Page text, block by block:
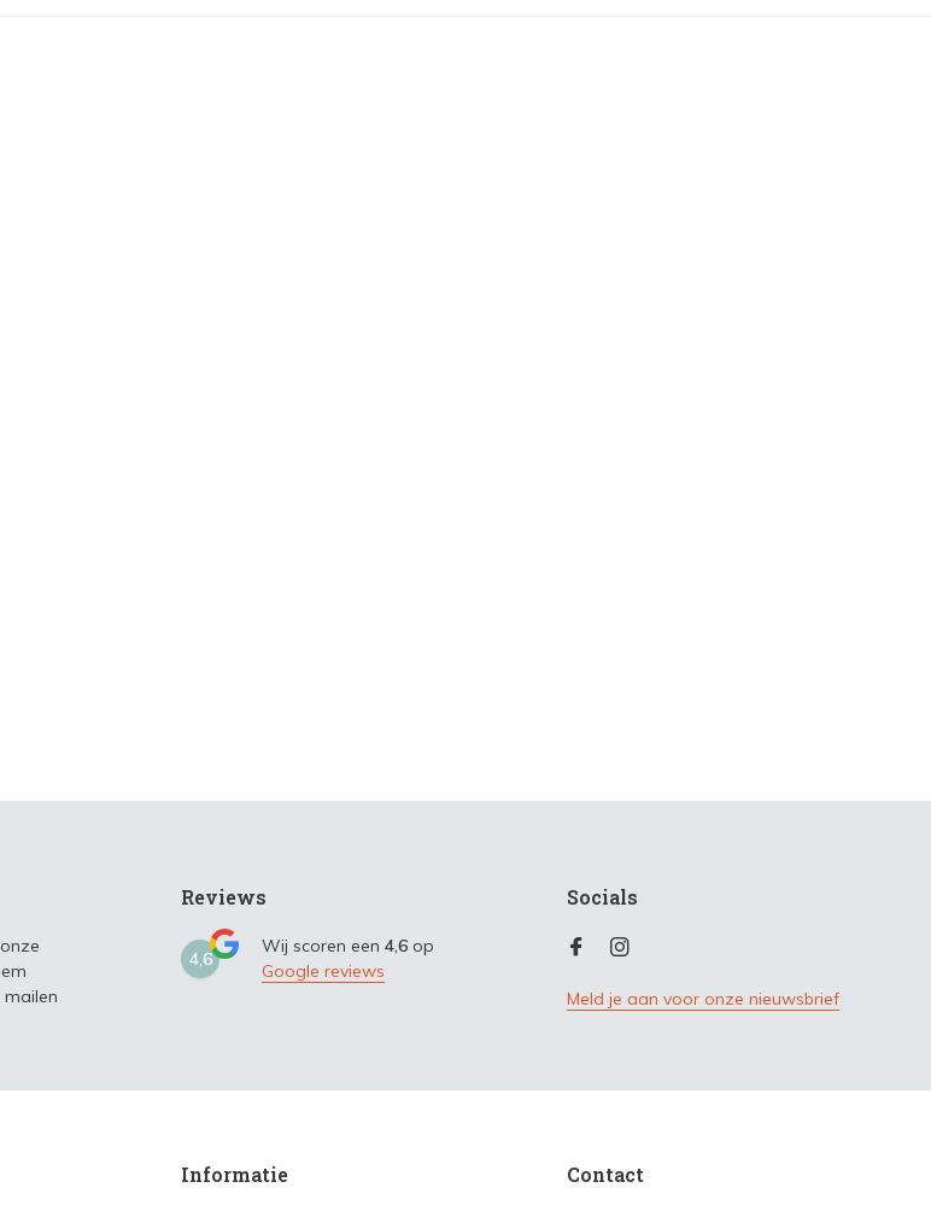
Reviews
4,6
Wij scoren een 4,6 op
Google reviews
Socials
Meld je aan voor onze nieuwsbrief
Informatie Contact